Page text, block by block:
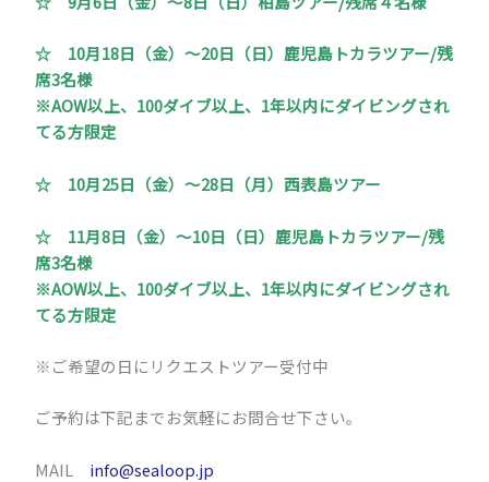
☆ 10月18日（金）～20日（日）鹿児島トカラツアー/残
席3名様
※AOW以上、100ダイブ以上、1年以内にダイビングされ
てる方限定
☆ 10月25日（金）～28日（月）西表島ツアー
☆ 11月8日（金）～10日（日）鹿児島トカラツアー/残
席3名様
※AOW以上、100ダイブ以上、1年以内にダイビングされ
てる方限定
※ご希望の日にリクエストツアー受付中
ご予約は下記までお気軽にお問合せ下さい。
MAIL info@sealoop.jp